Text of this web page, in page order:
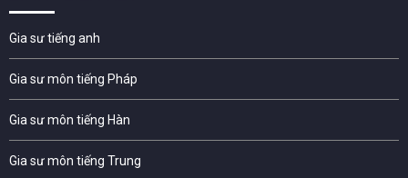
Gia sư tiếng anh
Gia sư môn tiếng Pháp
Gia sư môn tiếng Hàn
Gia sư môn tiếng Trung